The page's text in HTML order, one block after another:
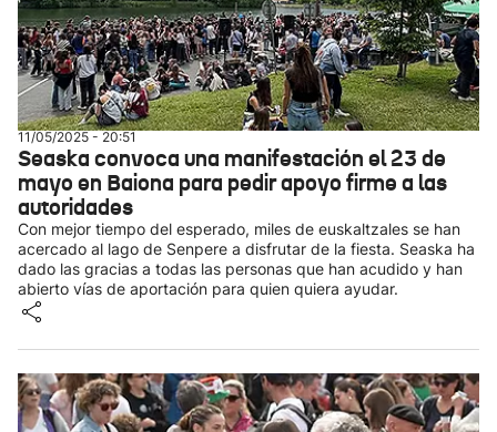
11/05/2025 - 20:51
Seaska convoca una manifestación el 23 de
mayo en Baiona para pedir apoyo firme a las
autoridades
Con mejor tiempo del esperado, miles de euskaltzales se han
acercado al lago de Senpere a disfrutar de la fiesta. Seaska ha
dado las gracias a todas las personas que han acudido y han
abierto vías de aportación para quien quiera ayudar.